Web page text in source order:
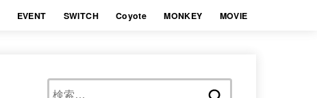
EVENT SWITCH Coyote MONKEY MOVIE